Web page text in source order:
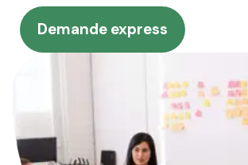
Notre vision
Rejoignez-nous
Demande express